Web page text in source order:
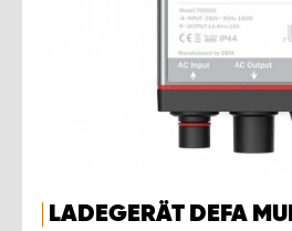
LADEGERÄT DEFA